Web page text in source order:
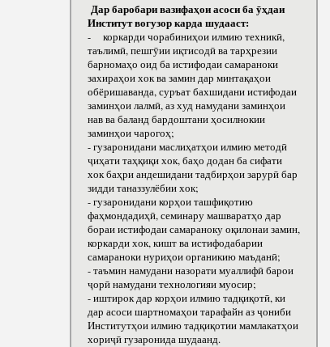
Дар баробари вазифаҳои асоси ба ӯҳдаи
Институт вогузор карда шудааст:
- коркарди чорабиниҳои илмию техникӣ,
таълимӣ, пешгӯии иқтисодӣ ва тарҳрезии
барномаҳо оид ба истифодаи самараноки
захираҳои хок ва замин дар минтақаҳои
обёришаванда, суръат бахшидани истифодаи
заминҳои лалмӣ, аз худ намудани заминҳои
нав ва баланд бардоштани ҳосилнокии
заминҳои чарогоҳ;
- гузаронидани маслиҳатҳои илмию методӣ
ҷиҳати таҳқиқи хок, баҳо додан ба сифати
хок баҳри андешидани тадбирҳои зарурӣ бар
зидди таназзулёбии хок;
- гузаронидани корҳои ташфиқотию
фаҳмондадиҳӣ, семинару машваратҳо дар
бораи истифодаи самараноку оқилонаи замин,
коркарди хок, кишт ва истифодабарии
самараноки нуриҳои органикию маъданӣ;
- таъмин намудани назорати муаллифӣ барои
ҷорӣ намудани технологияи муосир;
- иштирок дар корҳои илмию тадқиқотӣ, ки
дар асоси шартномаҳои тарафайн аз ҷониби
Институтҳои илмию тадқиқотии мамлакатҳои
хориҷӣ гузаронида шудаанд.